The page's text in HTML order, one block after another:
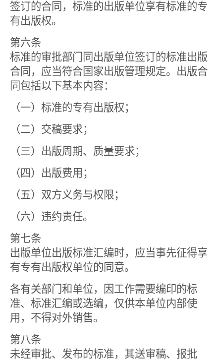
签订的合同，标准的出版单位享有标准的专
有出版权。
第六条
标准的审批部门同出版单位签订的标准出版
合同，应当符合国家出版管理规定。出版合
同包括以下基本内容：
（一）标准的专有出版权；
（二）交稿要求；
（三）出版周期、质量要求；
（四）出版费用；
（五）双方义务与权限；
（六）违约责任。
第七条
出版单位出版标准汇编时，应当事先征得享
有专有出版权单位的同意。
各有关部门和单位，因工作需要编印的标
准、标准汇编或选编，仅供本单位内部使
用，不得对外销售。
第八条
未经审批、发布的标准，其送审稿、报批